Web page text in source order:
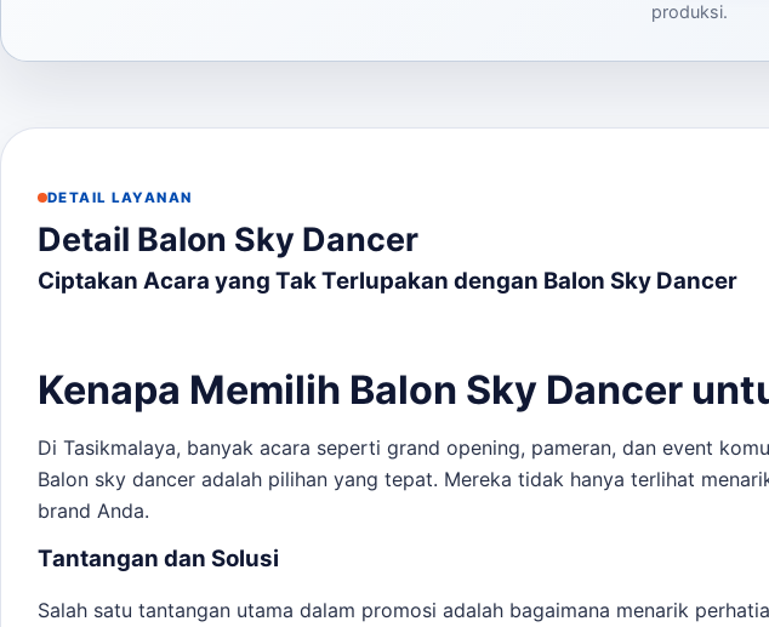
produksi.
DETAIL LAYANAN
Detail Balon Sky Dancer
Ciptakan Acara yang Tak Terlupakan dengan Balon Sky Dancer
Kenapa Memilih Balon Sky Dancer
Di Tasikmalaya, banyak acara seperti grand opening, pameran, dan event
Balon sky dancer adalah pilihan yang tepat. Mereka tidak hanya terlihat
brand Anda.
Tantangan dan Solusi
Salah satu tantangan utama dalam promosi adalah bagaimana menarik